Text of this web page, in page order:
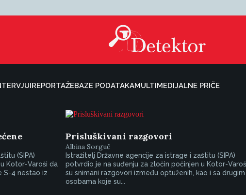
REPORTAŽEBAZE PODATAKAMULTIMEDIJALNE PRIČE
(SIPA)
Kotor-Varoši da
S-4 nestao iz
Prisluškivani razgovori
Albina Sorguč
Istražitelj Državne agencije za istrage i zaštitu (SIPA)
potvrdio je na suđenju za zločin počinjen u Kotor-
su snimani razgovori između optuženih, kao i sa drugim
osobama koje su...